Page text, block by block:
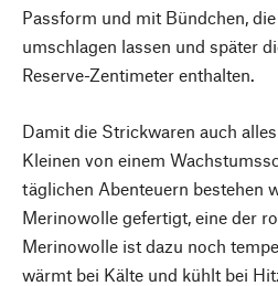
Passform und mit Bündchen,
umschlagen lassen und später
Reserve-Zentimeter enthalten.
Damit die Strickwaren auch
Kleinen von einem
täglichen Abenteuern bestehen
Merinowolle gefertigt, eine der
Merinowolle ist dazu noch
wärmt bei Kälte und kühlt bei